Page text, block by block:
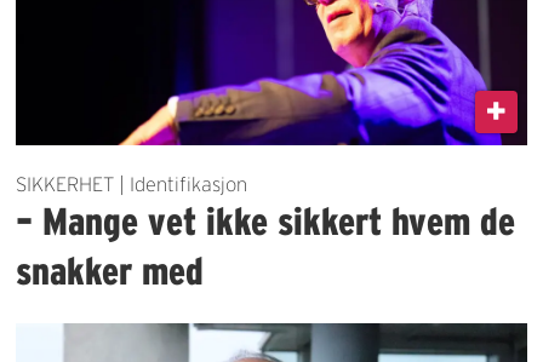
SIKKERHET | Identifikasjon
– Mange vet ikke sikkert hvem de
snakker med